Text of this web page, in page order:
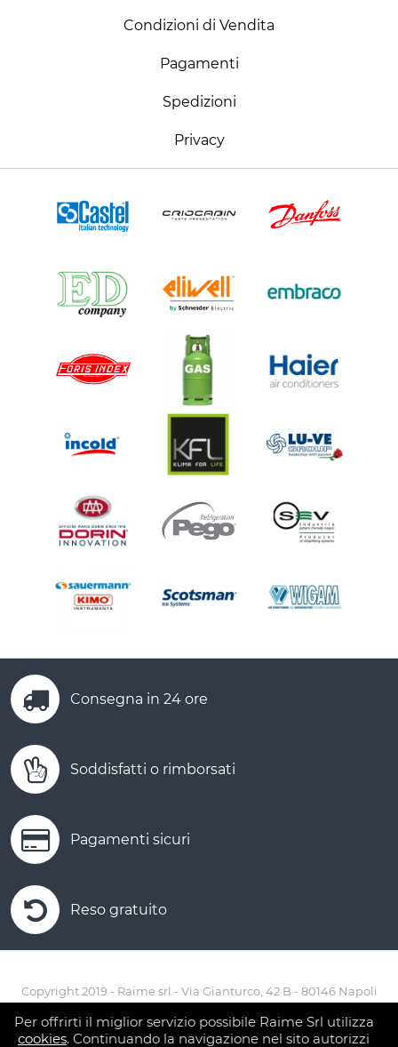
Per offrirti il miglior servizio possibile Raime Srl utilizza
cookies. Continuando la navigazione nel sito autorizzi
Condizioni di Vendita
Pagamenti
Spedizioni
Privacy
Consegna in 24 ore
Soddisfatti o rimborsati
Pagamenti sicuri
Reso gratuito
Copyright 2019 - Raime srl - Via Gianturco, 42 B - 80146 Napoli